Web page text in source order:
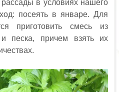
в условиях нашего
посеять в январе. Для
приготовить смесь из
и песка, причем взять их